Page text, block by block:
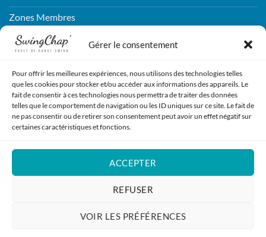
Gérer le consentement
Pour offrir les meilleures expériences, nous utilisons des technologies telles
que les cookies pour stocker et/ou accéder aux informations des appareils. Le
fait de consentir à ces technologies nous permettra de traiter des données
telles que le comportement de navigation ou les ID uniques sur ce site. Le fait de
ne pas consentir ou de retirer son consentement peut avoir un effet négatif sur
certaines caractéristiques et fonctions.
ACCEPTER
REFUSER
VOIR LES PRÉFÉRENCES
Zones Membres
Connexion
CONTACTEZ-NOUS !
ENVOYEZ NOUS UN MESSAGE !
REJOIGNEZ-NOUS !
S'INSCRIRE